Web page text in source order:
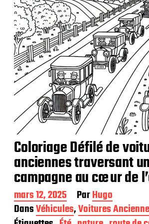
Coloriage Défilé de
anciennes traversant
campagne au cœur de
D
a
t
mars 12, 2025 ParHugo
DansVéhicules,Voitures